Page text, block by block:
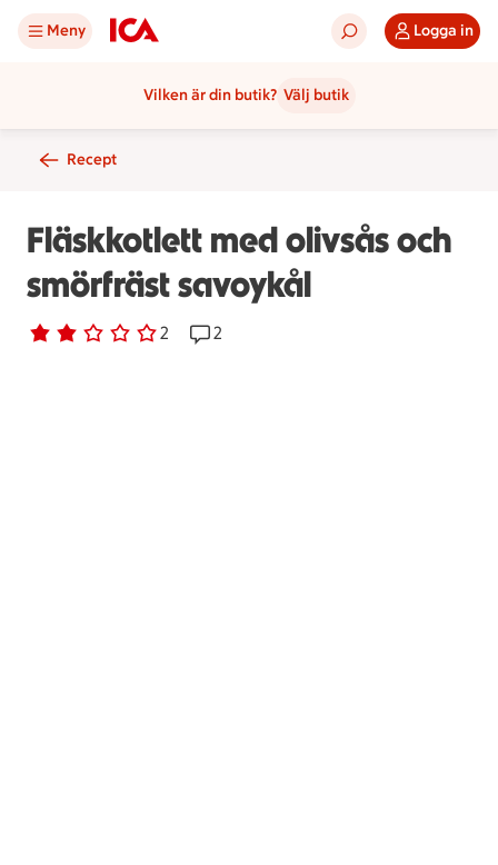
Meny Logga in
Vilken är din butik? Välj butik
Recept
Fläskkotlett med olivsås och
smörfräst savoykål
Betyg 2 av 5. 2
2 personer har röstatReceptet har 2 kommentarer
2